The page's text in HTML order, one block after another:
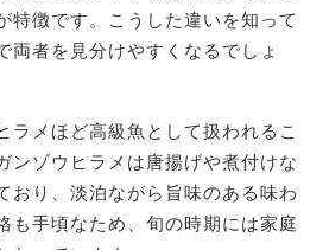
特徴です。こうした違いを知って
両者を見分けやすくなるでしょ
ラメほど高級魚として扱われるこ
ンゾウヒラメは唐揚げや煮付けな
おり、淡泊ながら旨味のある味わ
も手頃なため、旬の時期には家庭